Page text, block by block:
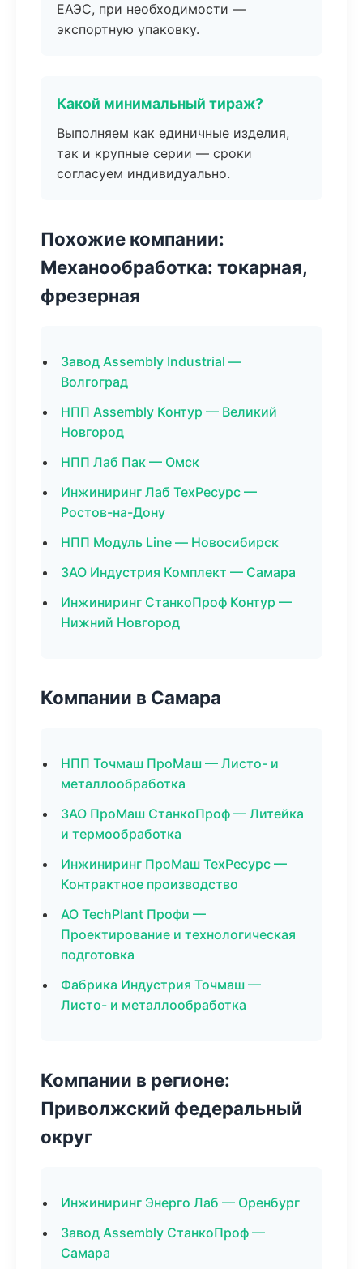
ЕАЭС, при необходимости —
экспортную упаковку.
Какой минимальный тираж?
Выполняем как единичные изделия,
так и крупные серии — сроки
согласуем индивидуально.
Похожие компании:
Механообработка: токарная,
фрезерная
Завод Assembly Industrial —
Волгоград
НПП Assembly Контур — Великий
Новгород
НПП Лаб Пак — Омск
Инжиниринг Лаб ТехРесурс —
Ростов-на-Дону
НПП Модуль Line — Новосибирск
ЗАО Индустрия Комплект — Самара
Инжиниринг СтанкоПроф Контур —
Нижний Новгород
Компании в Самара
НПП Точмаш ПроМаш — Листо- и
металлообработка
ЗАО ПроМаш СтанкоПроф — Литейка
и термообработка
Инжиниринг ПроМаш ТехРесурс —
Контрактное производство
АО TechPlant Профи —
Проектирование и технологическая
подготовка
Фабрика Индустрия Точмаш —
Листо- и металлообработка
Компании в регионе:
Приволжский федеральный
округ
Инжиниринг Энерго Лаб — Оренбург
Завод Assembly СтанкоПроф —
Самара